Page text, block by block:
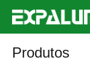
Produtos